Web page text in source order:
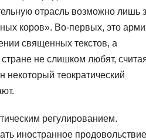
отрасль возможно лишь
коров». Во-первых, это
священных текстов, а
не слишком любят,
некоторый теократический
регулированием.
иностранное